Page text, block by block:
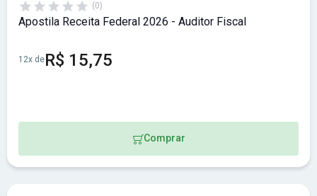
(0)
Apostila Receita Federal 2026 - Auditor Fiscal
12x deR$ 15,75
Comprar